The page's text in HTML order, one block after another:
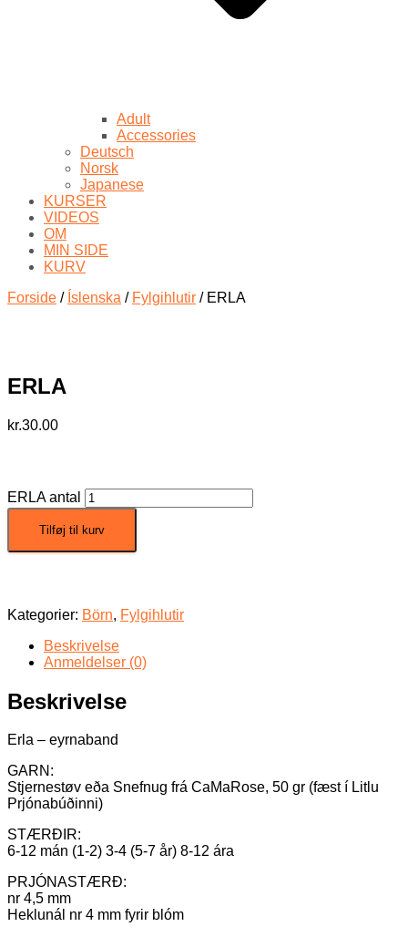
Adult
Accessories
Deutsch
Norsk
Japanese
KURSER
VIDEOS
OM
MIN SIDE
KURV
Forside / Íslenska / Fylgihlutir / ERLA
ERLA
kr.30.00
ERLA antal
Tilføj til kurv
Kategorier: Börn, Fylgihlutir
Beskrivelse
Anmeldelser (0)
Beskrivelse
Erla – eyrnaband
GARN:
Stjernestøv eða Snefnug frá CaMaRose, 50 gr (fæst í Litlu
Prjónabúðinni)
STÆRÐIR:
6-12 mán (1-2) 3-4 (5-7 år) 8-12 ára
PRJÓNASTÆRÐ:
nr 4,5 mm
Heklunál nr 4 mm fyrir blóm